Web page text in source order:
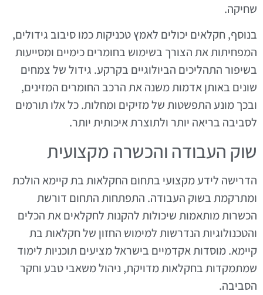
שחיקה.
בנוסף, חקלאים יכולים לאמץ טכניקות כמו סיבוב גידולים,
המפחיתות את הצורך בשימוש בחומרים כימיים ומסייעות
בשיפור התהליכים הביולוגיים בקרקע. גידול של צמחים
שונים באותן אדמות משנה את הרכב החומרים המזינים,
ובכך מונע התפשטות של מזיקים ומחלות. כל אלו תורמים
לסביבה בריאה יותר ולתוצרת איכותית יותר.
שוק העבודה והכשרה מקצועית
הדרישה לידע מקצועי בתחום החקלאות בת קיימא הולכת
ומתרקמת בשוק העבודה. התפתחות התחום דורשת
הכשרות מותאמות שיכולות להקנות לחקלאים את הכלים
והטכנולוגיות הנדרשות למימוש החזון של חקלאות בת
קיימא. מוסדות אקדמיים בישראל מציעים תוכניות לימוד
שמתמקדות בחקלאות מדויקת, ניהול משאבי טבע וחקר
הסביבה.